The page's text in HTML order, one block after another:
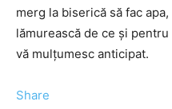
merg la biserică să fac
lămurească de ce și
vă mulțumesc anticipat.
Share